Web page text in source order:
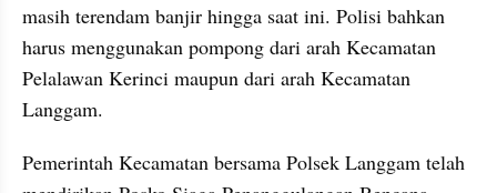
masih terendam banjir hingga saat ini. Polisi bahkan
harus menggunakan pompong dari arah Kecamatan
Pelalawan Kerinci maupun dari arah Kecamatan
Langgam.
Pemerintah Kecamatan bersama Polsek Langgam telah